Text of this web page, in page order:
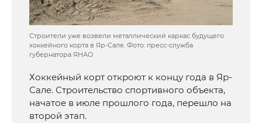
Строители уже возвели металлический каркас будущего
хоккейного корта в Яр-Сале. Фото: пресс-служба
губернатора ЯНАО
Хоккейный корт откроют к концу года в Яр-
Сале. Строительство спортивного объекта,
начатое в июле прошлого года, перешло на
второй этап.